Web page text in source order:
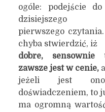
ogóle: podejście
dzisiejszego
pierwszego
chyba stwierdzić, iż
dobre, sensownie
zawsze jest w cenie, a
jeżeli jest ono
doświadczeniem, to
ma ogromną